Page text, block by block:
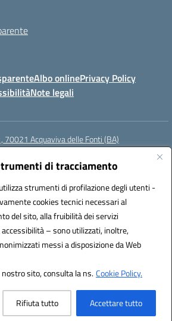
di tracciamento
strumenti di profilazione degli utenti -
cookies tecnici necessari al
del sito, alla fruibilità dei servizi
– sono utilizzati, inoltre,
messi a disposizione da Web
nostro sito, consulta la ns.Cookie Policy.
Rifiuta tutto Accettare tutto
Albo onlinePrivacy Policy
Note legali
70021 Acquaviva delle Fonti (BA)
(PEC):baic89400e@pec.istruzione.it
Amministrazioni (IPA): icddagio
(CUF): UFGHCG
Powered by 3D Solution S.r.l.
& Design by Designers Italia